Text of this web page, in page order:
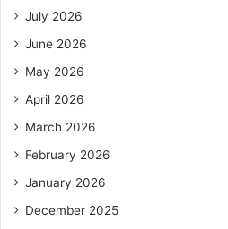
July 2026
June 2026
May 2026
April 2026
March 2026
February 2026
January 2026
December 2025